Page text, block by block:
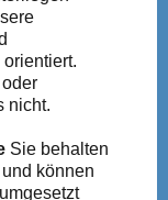
nicht.
Sie behalten
können